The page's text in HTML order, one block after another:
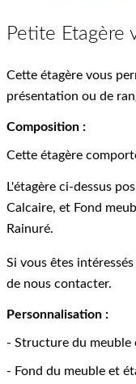
Petite Etagère
Cette étagère vous
présentation ou de
Composition :
Cette étagère
L'étagère ci-dessus
Calcaire, et Fond
Rainuré.
Si vous êtes
de nous contacter.
Personnalisation :
- Structure du meuble
- Fond du meuble et